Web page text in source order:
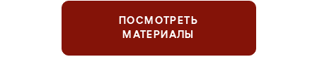
ПОСМОТРЕТЬ
МАТЕРИАЛЫ